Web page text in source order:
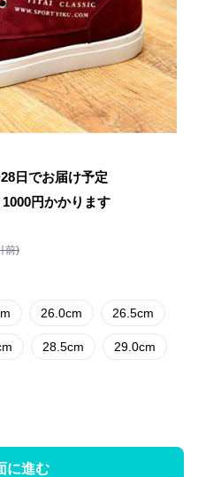
日でお届け予定
1000円かかります
前)
26.0cm 26.5cm
28.5cm 29.0cm
に進む